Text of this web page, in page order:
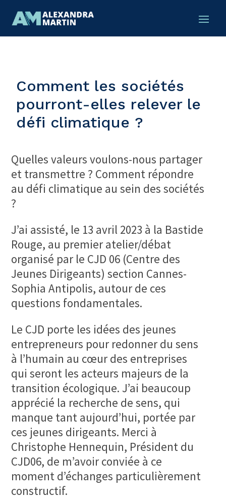
Comment les sociétés
pourront-elles relever le
défi climatique ?
Quelles valeurs voulons-nous partager
et transmettre ? Comment répondre
au défi climatique au sein des sociétés
?
J’ai assisté, le 13 avril 2023 à la Bastide
Rouge, au premier atelier/débat
organisé par le CJD 06 (Centre des
Jeunes Dirigeants) section Cannes-
Sophia Antipolis, autour de ces
questions fondamentales.
Le CJD porte les idées des jeunes
entrepreneurs pour redonner du sens
à l’humain au cœur des entreprises
qui seront les acteurs majeurs de la
transition écologique. J’ai beaucoup
apprécié la recherche de sens, qui
manque tant aujourd’hui, portée par
ces jeunes dirigeants. Merci à
Christophe Hennequin, Président du
CJD06, de m’avoir conviée à ce
moment d’échanges particulièrement
constructif.